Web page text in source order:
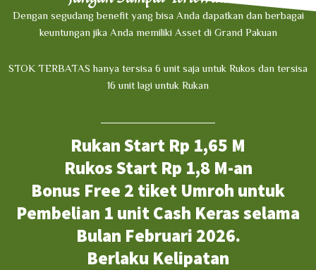
Dengan segudang benefit yang bisa Anda dapatkan dan berbagai
keuntungan jika Anda memiliki Asset di Grand Pakuan
STOK TERBATAS hanya tersisa 6 unit saja untuk Rukos dan tersisa
16 unit lagi untuk Rukan
Rukan Start Rp 1,65 M
Rukos Start Rp 1,8 M-an
Bonus Free 2 tiket Umroh untuk
Pembelian 1 unit Cash Keras selama
Bulan Februari 2026.
Berlaku Kelipatan